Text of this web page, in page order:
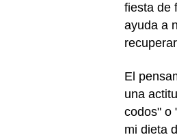
fiesta de
ayuda a
El
una
codos" o
mi dieta